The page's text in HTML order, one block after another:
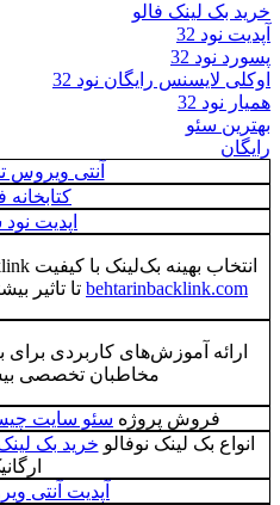
خرید بک لینک فالو
آپدیت نود 32
پسورد نود 32
اوکلی لایسنس رایگان نود 32
همیار نود 32
بهترین سئو
رایگان
آنتی
اپدیت
انتخاب بهینه بک‌لینک با کیفیت behtarinbacklink
behtarinbacklink.com تا تاثیر
ارائه آموزش‌های کاربردی برای
مخاطبان تخصصی
فروش پروژه سئو سایت
انواع بک لینک نوفالو خرید بک
آپدیت آنتی